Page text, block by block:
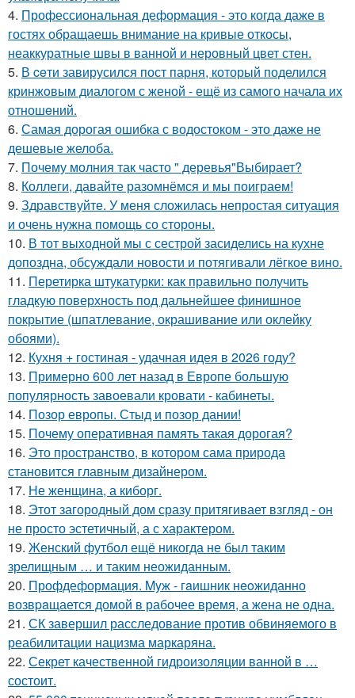
4. Профессиональная деформация - это когда даже в
гостях обращаешь внимание на кривые откосы,
неаккуратные швы в ванной и неровный цвет стен.
5. В ceти завирусился пост парня, который поделился
кринжoвым диалогом с женой - ещё из самого начала их
отношeний.
6. Самая дорогая ошибка с водостоком - это даже не
дешевые желоба.
7. Почему молния так часто " деревья"Выбирает?
8. Коллеги, давайте разомнёмся и мы поиграем!
9. Здравствуйте. У меня сложилась непростая ситуация
и очень нужна помощь со стороны.
10. В тот выходной мы с сестрой засиделись на кухне
допоздна, обсуждали новости и потягивали лёгкое вино.
11. Перетирка штукатурки: как правильно получить
гладкую поверхность под дальнейшее финишное
покрытие (шпатлевание, окрашивание или оклейку
обоями).
12. Кухня + гостиная - удачная идея в 2026 году?
13. Примерно 600 лет назад в Европе большую
популярность завоевали кровати - кабинеты.
14. Позор европы. Стыд и позор дании!
15. Почему оперативная память такая дорогая?
16. Это пространство, в котором сама природа
становится главным дизайнером.
17. Не женщина, а киборг.
18. Этот загородный дом сразу притягивает взгляд - он
не просто эстетичный, а с характером.
19. Женский футбол ещё никогда не был таким
зрелищным … и таким неожиданным.
20. Профдеформация. Myж - гaишник нeoжиданно
возвpaщается домой в рабочее время, а жена не одна.
21. СК завершил расследование против обвиняемого в
реабилитации нацизма маркаряна.
22. Секрет качественной гидроизоляции ванной в …
состоит.